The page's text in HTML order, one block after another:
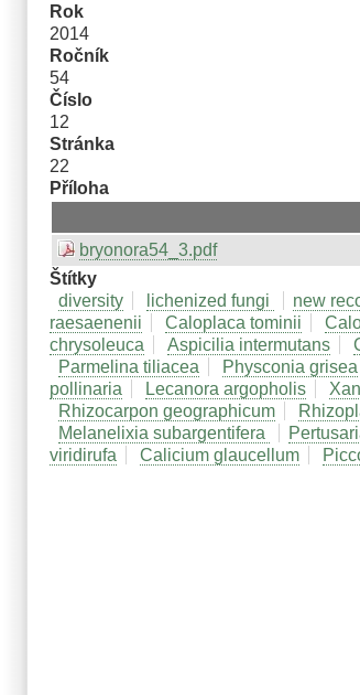
Rok
2014
Ročník
54
Číslo
12
Stránka
22
Příloha
bryonora54_3.pdf
Štítky
diversity
lichenized fungi new
raesaenenii
Caloplaca tominii
chrysoleuca
Aspicilia intermutans
Parmelina tiliacea
Physconia grisea
pollinaria
Lecanora argopholis
Rhizocarpon geographicum
Melanelixia subargentifera
viridirufa
Calicium glaucellum